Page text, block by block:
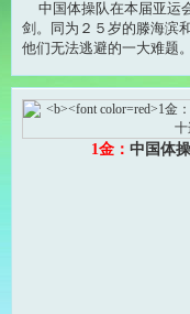
中国体操队在本届亚运
剑。同为２５岁的滕海滨
他们无法逃避的一大难题。
1金： 中国体